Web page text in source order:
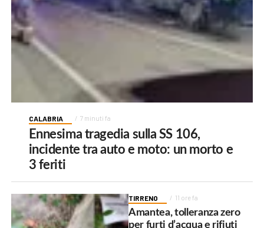
CALABRIA 7 minuti fa
Ennesima tragedia sulla SS 106,
incidente tra auto e moto: un morto e
3 feriti
TIRRENO 11 ore fa
Amantea, tolleranza zero
per furti d’acqua e rifiuti